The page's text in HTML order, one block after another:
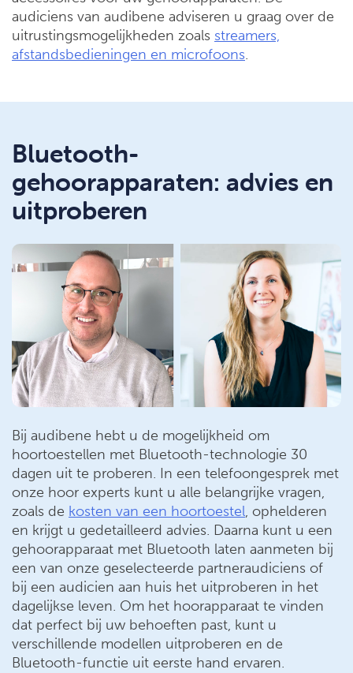
audiciens van audibene adviseren u graag over de
uitrustingsmogelijkheden zoals streamers,
afstandsbedieningen en microfoons.
Bluetooth-
gehoorapparaten: advies en
uitproberen
Bij audibene hebt u de mogelijkheid om
hoortoestellen met Bluetooth-technologie 30
dagen uit te proberen. In een telefoongesprek met
onze hoor experts kunt u alle belangrijke vragen,
zoals de kosten van een hoortoestel, ophelderen
en krijgt u gedetailleerd advies. Daarna kunt u een
gehoorapparaat met Bluetooth laten aanmeten bij
een van onze geselecteerde partneraudiciens of
bij een audicien aan huis het uitproberen in het
dagelijkse leven. Om het hoorapparaat te vinden
dat perfect bij uw behoeften past, kunt u
verschillende modellen uitproberen en de
Bluetooth-functie uit eerste hand ervaren.